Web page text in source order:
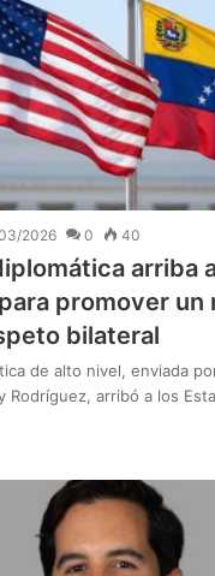
2026 0 40
arriba
promover un
bilateral
de alto nivel, enviada
Rodríguez, arribó a los